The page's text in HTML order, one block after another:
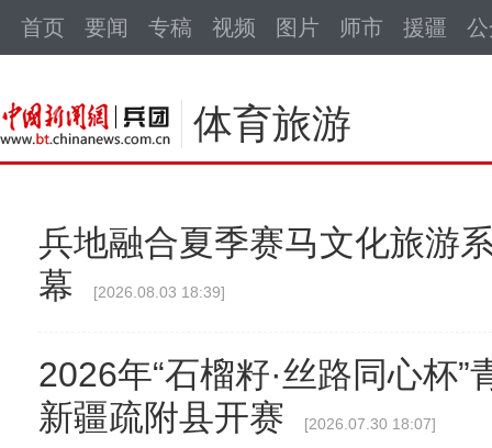
首页 要闻 专稿 视频 图片 师市 援疆
体育旅游
兵地融合夏季赛马文化旅游
幕
[2026.08.03 18:39]
2026年“石榴籽·丝路同心杯
新疆疏附县开赛
[2026.07.30 18:07]